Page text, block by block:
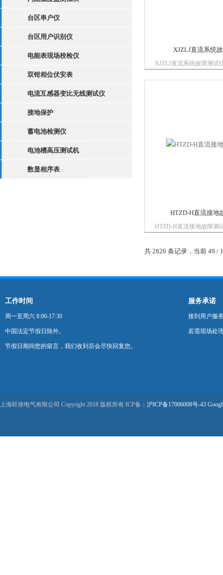
台区串户仪
台区用户识别仪
电能表现场校检仪
双钳相位伏安表
电流互感器变比无线测试仪
接地保护
蓄电池检测仪
电池槽高压测试机
数显相序表
XJZLJ直流系统
XJZLJ直流系统故障测试
HTZD-H直流接地
HTZD-H直流接地故障测
压等级的直流系统，配
钳表，通过对多种信号
法和*的模糊控...
共 2826 条记录，当前 49 /
工作时间
周一至周六 8:00-17:30
中国法定节假日除外。
节假日期间您的留言，我们收到后会尽快回复您。
服务承诺
接到用户服
若需现场处
上海旺徐电气有限公司 Copyright 2018 版权所有 ICP备： 沪ICP备17006008号-43